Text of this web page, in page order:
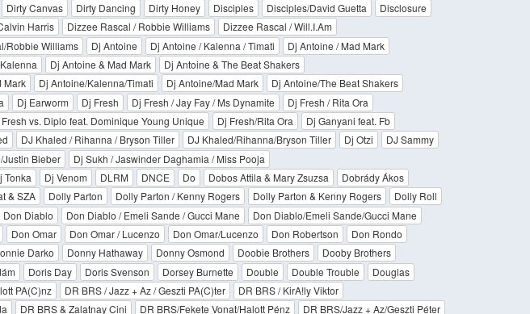
Dirty Canvas Dirty Dancing Dirty Honey Disciples Disciples/David Guetta
Disclosure
Harris Dizzee Rascal / Robbie Williams
Dizzee Rascal / Will.I.Am
Robbie Williams Dj Antoine Dj Antoine / Kalenna / Timati
Dj Antoine / Mad Mark
Dj Antoine & Mad Mark
Dj Antoine & The Beat Shakers
Mark Dj Antoine/Kalenna/Timati Dj Antoine/Mad Mark
Dj Antoine/The Beat Shakers
Dj Earworm Dj Fresh Dj Fresh / Jay Fay / Ms Dynamite
Dj Fresh / Rita Ora
Fresh vs. Diplo feat. Dominique Young Unique Dj Fresh/Rita Ora
Dj Ganyani feat. Fb
DJ Khaled / Rihanna / Bryson Tiller DJ Khaled/Rihanna/Bryson Tiller Dj Otzi
DJ Sammy
Justin Bieber
Dj Sukh / Jaswinder Daghamia / Miss Pooja
Tonka Dj Venom DLRM DNCE Do Dobos Attila & Mary Zsuzsa
Dobrády Ákos
& SZA Dolly Parton Dolly Parton / Kenny Rogers Dolly Parton & Kenny Rogers
Dolly Roll
Don Diablo Don Diablo / Emeli Sande / Gucci Mane
Don Diablo/Emeli Sande/Gucci Mane
Don Omar Don Omar / Lucenzo Don Omar/Lucenzo Don Robertson
Don Rondo
Darko Donny Hathaway Donny Osmond Doobie Brothers
Dooby Brothers
Doris Day Doris Svenson Dorsey Burnette Double Double Trouble
Douglas
PA(C)nz DR BRS / Jazz + Az / Geszti PA(C)ter
DR BRS / KirA!ly Viktor
DR BRS & Zalatnay Cini DR BRS/Fekete Vonat/Halott Pénz DR BRS/Jazz + Az/Geszti Péter